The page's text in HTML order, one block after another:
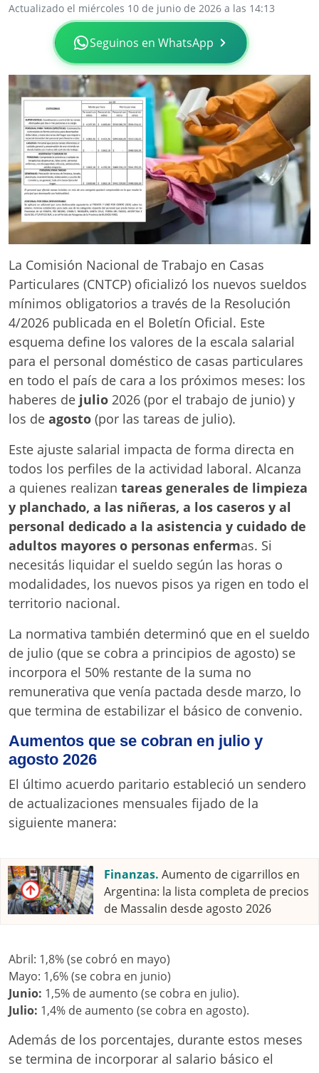
Actualizado el miércoles 10 de junio de 2026 a las 14:13
Seguinos en WhatsApp
La Comisión Nacional de Trabajo en Casas
Particulares (CNTCP) oficializó los nuevos sueldos
mínimos obligatorios a través de la Resolución
4/2026 publicada en el Boletín Oficial. Este
esquema define los valores de la escala salarial
para el personal doméstico de casas particulares
en todo el país de cara a los próximos meses: los
haberes de julio 2026 (por el trabajo de junio) y
los de agosto (por las tareas de julio).
Este ajuste salarial impacta de forma directa en
todos los perfiles de la actividad laboral. Alcanza
a quienes realizan tareas generales de limpieza
y planchado, a las niñeras, a los caseros y al
personal dedicado a la asistencia y cuidado de
adultos mayores o personas enfermas. Si
necesitás liquidar el sueldo según las horas o
modalidades, los nuevos pisos ya rigen en todo el
territorio nacional.
La normativa también determinó que en el sueldo
de julio (que se cobra a principios de agosto) se
incorpora el 50% restante de la suma no
remunerativa que venía pactada desde marzo, lo
que termina de estabilizar el básico de convenio.
Aumentos que se cobran en julio y
agosto 2026
El último acuerdo paritario estableció un sendero
de actualizaciones mensuales fijado de la
siguiente manera:
Finanzas. Aumento de cigarrillos en
Argentina: la lista completa de precios
de Massalin desde agosto 2026
Abril: 1,8% (se cobró en mayo)
Mayo: 1,6% (se cobra en junio)
Junio: 1,5% de aumento (se cobra en julio).
Julio: 1,4% de aumento (se cobra en agosto).
Además de los porcentajes, durante estos meses
se termina de incorporar al salario básico el